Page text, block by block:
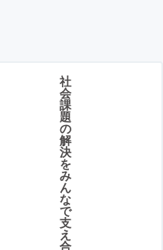
社
会
課
題
の
解
決
を
み
ん
な
で
支
え
合